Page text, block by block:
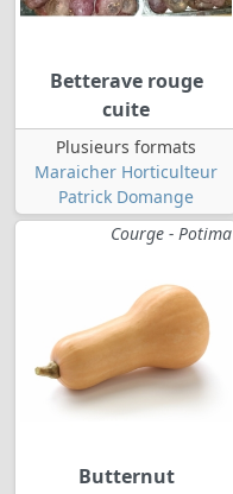
Betterave rouge
cuite
Plusieurs formats
Maraicher Horticulteur
Patrick Domange
Courge - Potima
Butternut